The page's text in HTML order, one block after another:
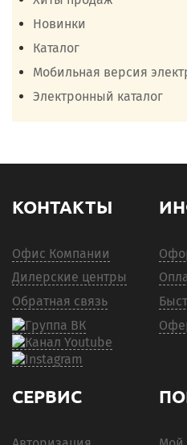
Новинки
Каталог
Мобильная версия
Электронный каталог
КОНТАКТЫ
Офис Компании
Дилерские центры
Обратная связь
СЕРВИС